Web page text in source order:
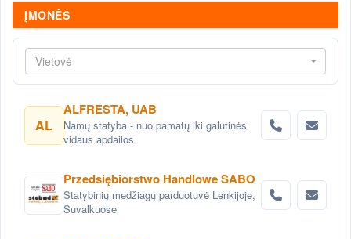
ĮMONĖS
Vietovė
AL
ALFRESTA, UAB
Namų statyba - nuo pamatų iki galutinės
vidaus apdailos
Przedsiębiorstwo Handlowe SABO
Statybinių medžiagų parduotuvė Lenkijoje,
Suvalkuose